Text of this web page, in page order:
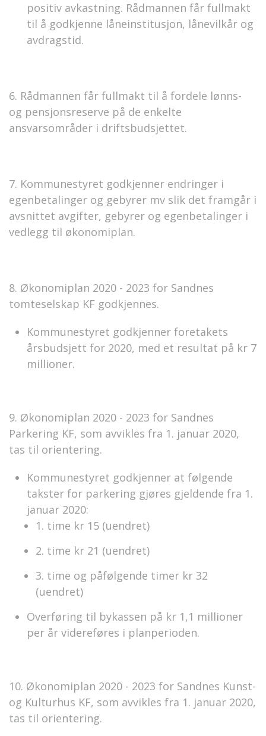
positiv avkastning. Rådmannen får fullmakt
til å godkjenne låneinstitusjon, lånevilkår og
avdragstid.
6. Rådmannen får fullmakt til å fordele lønns-
og pensjonsreserve på de enkelte
ansvarsområder i driftsbudsjettet.
7. Kommunestyret godkjenner endringer i
egenbetalinger og gebyrer mv slik det framgår i
avsnittet avgifter, gebyrer og egenbetalinger i
vedlegg til økonomiplan.
8. Økonomiplan 2020 - 2023 for Sandnes
tomteselskap KF godkjennes.
Kommunestyret godkjenner foretakets
årsbudsjett for 2020, med et resultat på kr 7
millioner.
9. Økonomiplan 2020 - 2023 for Sandnes
Parkering KF, som avvikles fra 1. januar 2020,
tas til orientering.
Kommunestyret godkjenner at følgende
takster for parkering gjøres gjeldende fra 1.
januar 2020:
1. time kr 15 (uendret)
2. time kr 21 (uendret)
3. time og påfølgende timer kr 32
(uendret)
Overføring til bykassen på kr 1,1 millioner
per år videreføres i planperioden.
10. Økonomiplan 2020 - 2023 for Sandnes Kunst-
og Kulturhus KF, som avvikles fra 1. januar 2020,
tas til orientering.